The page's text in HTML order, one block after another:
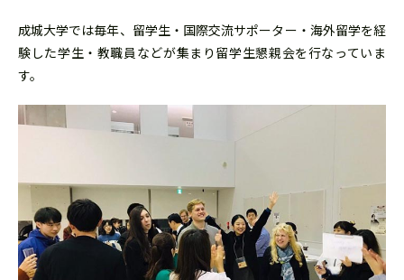
成城大学では毎年、留学生・国際交流サポーター・海外留学を経
験した学生・教職員などが集まり留学生懇親会を行なっていま
す。